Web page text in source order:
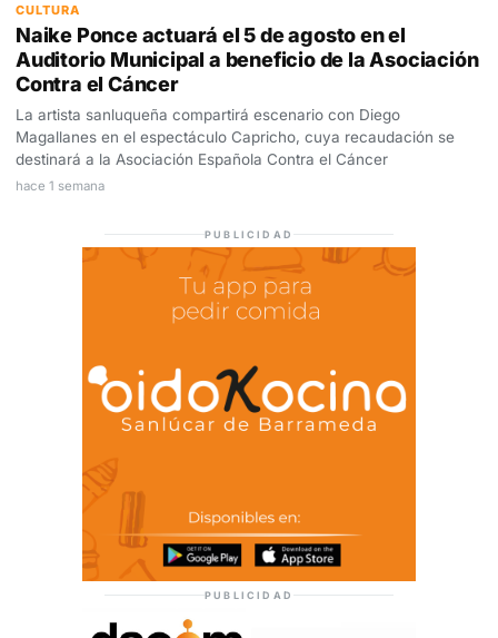
CULTURA
Naike Ponce actuará el 5 de agosto en el
Auditorio Municipal a beneficio de la Asociación
Contra el Cáncer
La artista sanluqueña compartirá escenario con Diego
Magallanes en el espectáculo Capricho, cuya recaudación se
destinará a la Asociación Española Contra el Cáncer
hace 1 semana
PUBLICIDAD
PUBLICIDAD